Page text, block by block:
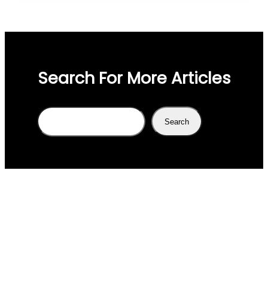
Search For More Articles
Search Search